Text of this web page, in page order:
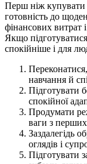
Перш ніж купувати
готовність до
фінансових витрат
Якщо
спокійніше і для
навчання й
Підготувати
спокійної
Продумати
ваги з перших
Заздалегідь
оглядів і
Підготувати